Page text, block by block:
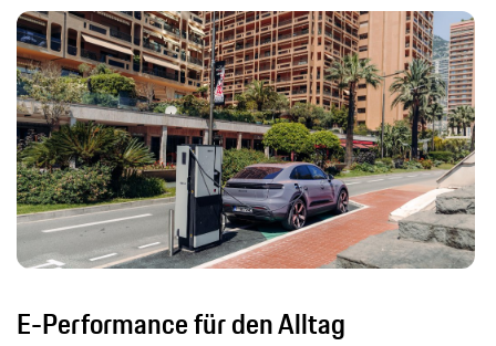
E-Performance für den Alltag